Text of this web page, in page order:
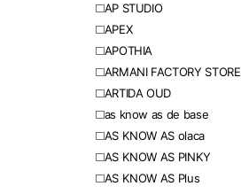
AP STUDIO
APEX
APOTHIA
ARMANI FACTORY STORE
ARTIDA OUD
as know as de base
AS KNOW AS olaca
AS KNOW AS PINKY
AS KNOW AS Plus